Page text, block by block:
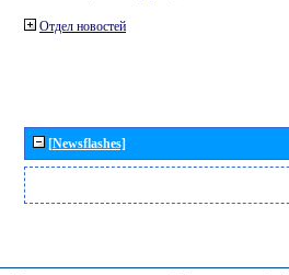
Отдел новостей
[Newsflashes]